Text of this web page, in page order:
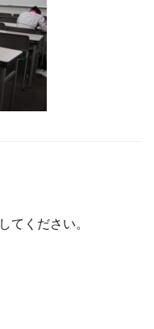
してください。